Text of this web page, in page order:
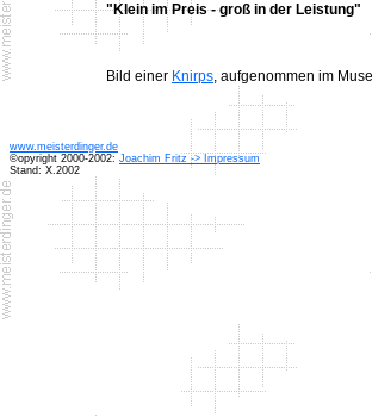
"Klein im Preis - groß in der Leistung"
Bild einer Knirps, aufgenommen im
www.meisterdinger.de
©opyright 2000-2002: Joachim Fritz -> Impressum
Stand: X.2002